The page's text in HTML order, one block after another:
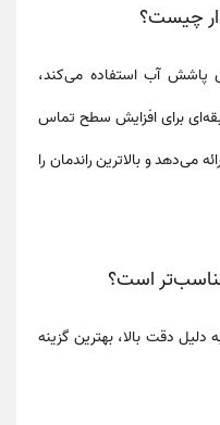
چیست؟
پاشش آب استفاده می‌کند،
برای افزایش سطح تماس
می‌دهد و بالاترین راندمان را
است؟
دلیل دقت بالا، بهترین گزینه